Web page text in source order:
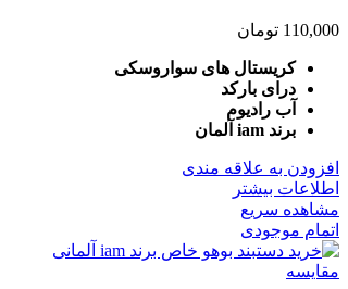
110,000 تومان
کریستال های سواروسکی
درای بارکد
آب رادیوم
برند iam آلمان
افزودن به علاقه مندی
اطلاعات بیشتر
مشاهده سریع
اتمام موجودی
مقایسه